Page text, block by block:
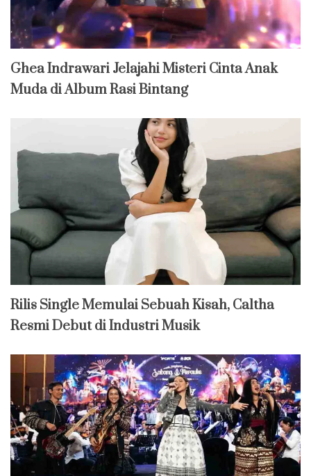
Ghea Indrawari Jelajahi Misteri Cinta Anak
Muda di Album Rasi Bintang
Rilis Single Memulai Sebuah Kisah, Caltha
Resmi Debut di Industri Musik